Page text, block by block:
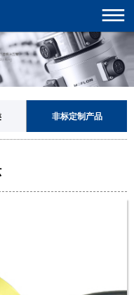
非标定制产品